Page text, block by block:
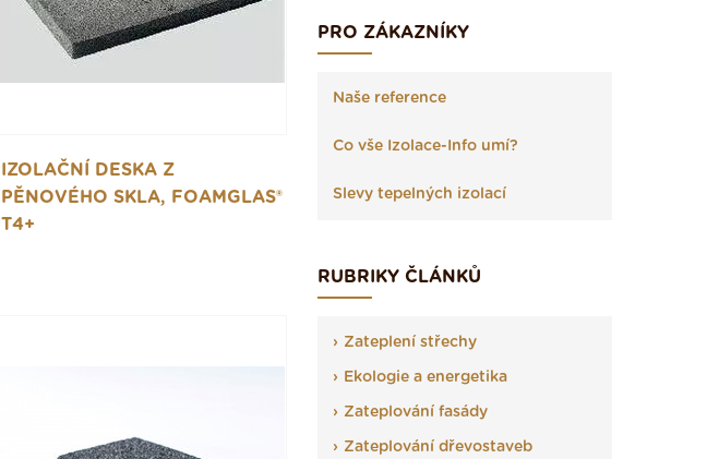
IZOLAČNÍ DESKA Z
PĚNOVÉHO SKLA, FOAMGLAS®
T4+
PRO ZÁKAZNÍKY
Naše reference
Co vše Izolace-Info umí?
Slevy tepelných izolací
RUBRIKY ČLÁNKŮ
Zateplení střechy
Ekologie a energetika
Zateplování fasády
Zateplování dřevostaveb